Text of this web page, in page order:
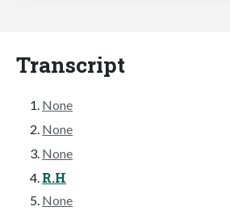
Transcript
None
None
None
R.H
None